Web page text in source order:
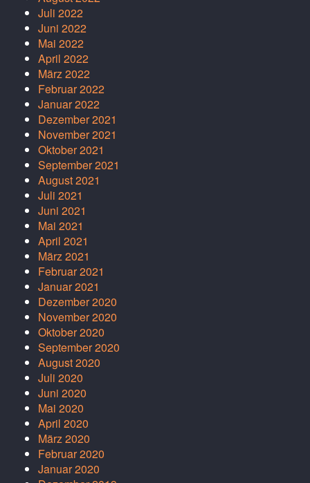
Juli 2022
Juni 2022
Mai 2022
April 2022
März 2022
Februar 2022
Januar 2022
Dezember 2021
November 2021
Oktober 2021
September 2021
August 2021
Juli 2021
Juni 2021
Mai 2021
April 2021
März 2021
Februar 2021
Januar 2021
Dezember 2020
November 2020
Oktober 2020
September 2020
August 2020
Juli 2020
Juni 2020
Mai 2020
April 2020
März 2020
Februar 2020
Januar 2020